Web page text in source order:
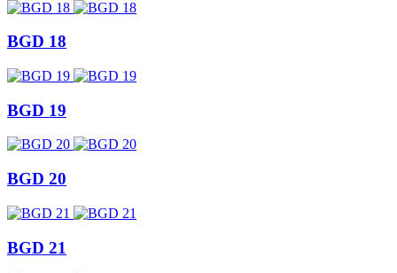
BGD 18
BGD 19
BGD 20
BGD 21